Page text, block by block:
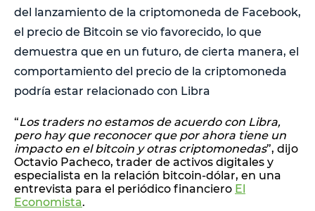
del lanzamiento de la criptomoneda de Facebook,
el precio de Bitcoin se vio favorecido, lo que
demuestra que en un futuro, de cierta manera, el
comportamiento del precio de la criptomoneda
podría estar relacionado con Libra
“Los traders no estamos de acuerdo con Libra,
pero hay que reconocer que por ahora tiene un
impacto en el bitcoin y otras criptomonedas”, dijo
Octavio Pacheco, trader de activos digitales y
especialista en la relación bitcoin-dólar, en una
entrevista para el periódico financiero El
Economista.